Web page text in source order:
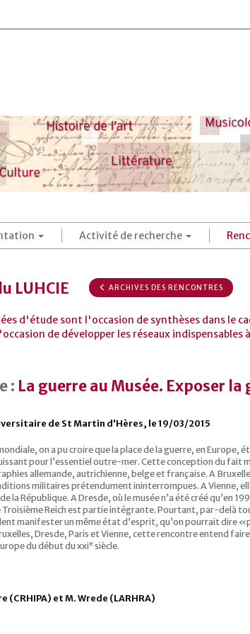
Activité de recherche
LUHCIE ARCHIVES DES RENCONTRES
d'étude sont l'occasion de synthèses dans le
de développer les réseaux
: La guerre au Musée. Exposer
de St Martin d'Hères, le 19/03/2015
on a pu croire que la place de la guerre, en Europe,
pour l’essentiel outre-mer. Cette conception du fait
allemande, autrichienne, belge et française. A
militaires prétendument ininterrompues. A Vienne,
la République. A Dresde, où le musée n’a été créé qu’en
Reich est partie intégrante. Pourtant, par-delà
manifester un même état d’esprit, qu’on pourrait dire
Dresde, Paris et Vienne, cette rencontre entend
du début du xxiesiècle.
(CRHIPA) et M. Wrede (LARHRA)